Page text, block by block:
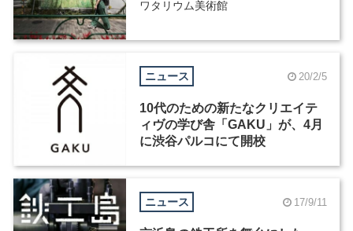
ワタリウム美術館
ニュース 20/2/5
10代のための新たなクリエイテ
ィヴの学び舎「GAKU」が、4月
に渋谷パルコにて開校
ニュース 17/9/11